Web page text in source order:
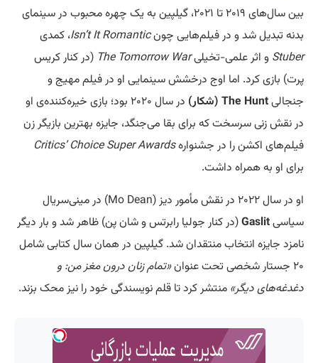
بین سال‌های ۲۰۱۹ تا ۲۰۲۱، گیلپین به یک چهره محبوب در سینمای
بدنه تبدیل شد و در فیلم‌هایی چونIsn’t It Romantic، کمدی
Stuber و اثر علمی-تخیلیThe Tomorrow War (در کنار کریس
پرت) بازی کرد. اما اوج درخشش سینمایی او در فیلم مهیج و
جنجالیThe Hunt (شکار)
در سال ۲۰۲۰ بود؛ بازی خیره‌کننده‌ی او
در نقش زنی سرسخت که برای بقا می‌جنگد، جایزه بهترین بازیگر زن
فیلم‌های اکشن را در جشنوارهCritics’ Choice Super Awards
برای او به همراه داشت.
او در سال ۲۰۲۲ در نقش مأمور دیز (Mo Dean) در مینی‌سریال
سیاسیGaslit(در کنار جولیا رابرتس و شان پن) ظاهر شد و بار دیگر
نامزد جایزه انتخاب منتقدان شد. گیلپین در همان سال کتابی شامل
۲۰ جستار شخصی تحت عنوان
«تمام زنان درون مغز من: و
دغدغه‌های دیگر» منتشر کرد تا قلم نویسندگی خود را نیز محک بزند.